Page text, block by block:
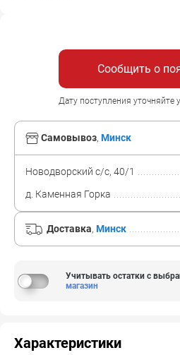
Сообщить о
Дату поступления уточняйте
Самовывоз, Минск
Новодворский с/с, 40/1
д. Каменная Горка
Доставка, Минск
Учитывать остатки с
магазин
Характеристики